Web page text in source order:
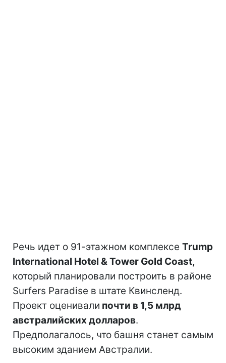
Речь идет о 91-этажном комплексе Trump
International Hotel & Tower Gold Coast,
который планировали построить в районе
Surfers Paradise в штате Квинсленд.
Проект оценивали почти в 1,5 млрд
австралийских долларов.
Предполагалось, что башня станет самым
высоким зданием Австралии.